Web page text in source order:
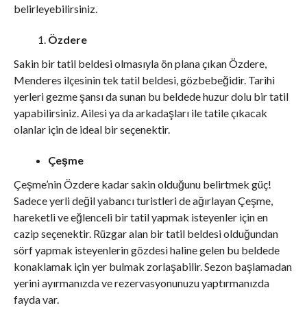
belirleyebilirsiniz.
Özdere
Sakin bir tatil beldesi olmasıyla ön plana çıkan Özdere,
Menderes ilçesinin tek tatil beldesi, gözbebeğidir. Tarihi
yerleri gezme şansı da sunan bu beldede huzur dolu bir tatil
yapabilirsiniz. Ailesi ya da arkadaşları ile tatile çıkacak
olanlar için de ideal bir seçenektir.
Çeşme
Çeşme’nin Özdere kadar sakin olduğunu belirtmek güç!
Sadece yerli değil yabancı turistleri de ağırlayan Çeşme,
hareketli ve eğlenceli bir tatil yapmak isteyenler için en
cazip seçenektir. Rüzgar alan bir tatil beldesi olduğundan
sörf yapmak isteyenlerin gözdesi haline gelen bu beldede
konaklamak için yer bulmak zorlaşabilir. Sezon başlamadan
yerini ayırmanızda ve rezervasyonunuzu yaptırmanızda
fayda var.